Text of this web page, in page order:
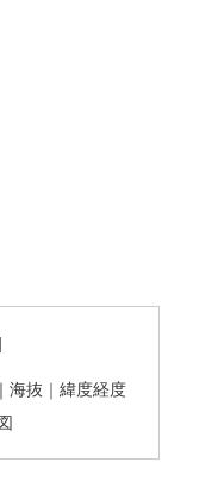
海抜｜緯度経度